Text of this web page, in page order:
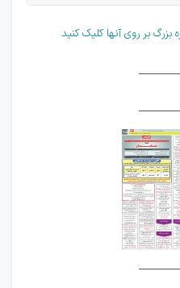
بر روی آنها کلیک کنید